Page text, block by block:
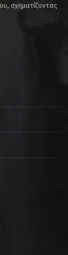
σχηματίζοντας